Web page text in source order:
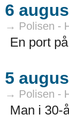
6
→ Polisen -
En port
5
→ Polisen -
Man i 30-